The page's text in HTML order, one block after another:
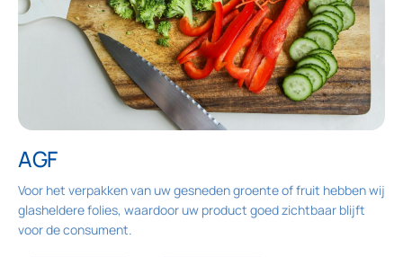
AGF
Voor het verpakken van uw gesneden groente of fruit hebben wij
glasheldere folies, waardoor uw product goed zichtbaar blijft
voor de consument.